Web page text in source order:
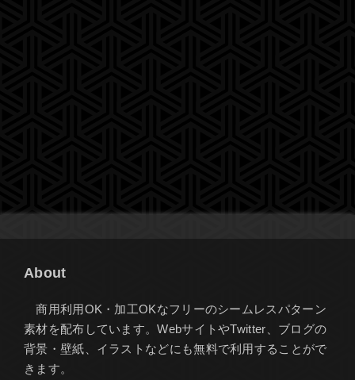
About
商用利用OK・加工OKなフリーのシームレスパターン
素材を配布しています。WebサイトやTwitter、ブログの
背景・壁紙、イラストなどにも無料で利用することがで
きます。